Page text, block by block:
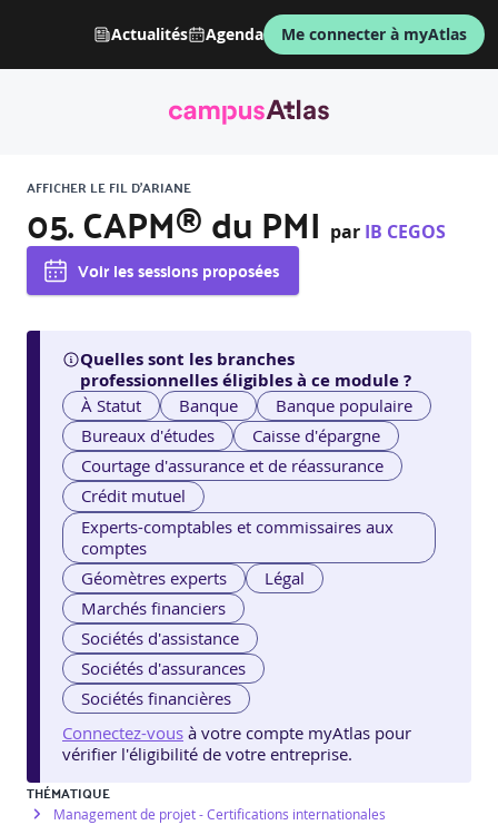
Actualités Agenda Me connecter à myAtlas
AFFICHER LE FIL D'ARIANE
05. CAPM® du PMI par IB CEGOS
Voir les sessions proposées
Quelles sont les branches
professionnelles éligibles à ce module ?
À Statut Banque
Banque populaire
Bureaux d'études
Caisse d'épargne
Courtage d'assurance et de réassurance
Crédit mutuel
Experts-comptables et commissaires aux
comptes
Géomètres experts
Légal
Marchés financiers
Sociétés d'assistance
Sociétés d'assurances
Sociétés financières
Connectez-vous à votre compte myAtlas pour
vérifier l'éligibilité de votre entreprise.
THÉMATIQUE
Management de projet - Certifications internationales